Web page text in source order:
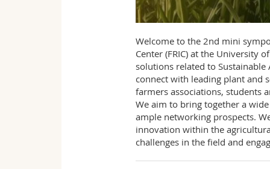
Welcome to the 2nd mini
Center (FRIC) at the University
solutions related to
connect with leading plant and
farmers associations, students
We aim to bring together a
ample networking prospects.
innovation within the
challenges in the field and